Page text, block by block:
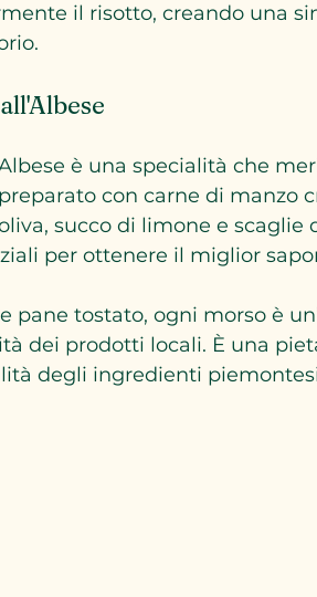
il risotto, creando una
è una specialità che
con carne di manzo
succo di limone e
per ottenere il miglior
pane tostato, ogni morso è
dei prodotti locali. È una
degli ingredienti